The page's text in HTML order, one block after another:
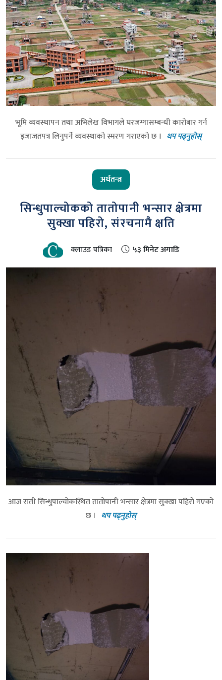
भूमि व्यवस्थापन तथा अभिलेख विभागले घरजग्गासम्बन्धी कारोबार गर्न
इजाजतपत्र लिनुपर्ने व्यवस्थाको स्मरण गराएको छ । थप पढ्नुहोस्
अर्थतन्त्र
सिन्धुपाल्चोकको तातोपानी भन्सार क्षेत्रमा
सुक्खा पहिरो, संरचनामै क्षति
क्लाउड पत्रिका ५३ मिनेट अगाडि
आज राती सिन्धुपाल्चोकस्थित तातोपानी भन्सार क्षेत्रमा सुक्खा पहिरो गएको
छ । थप पढ्नुहोस्